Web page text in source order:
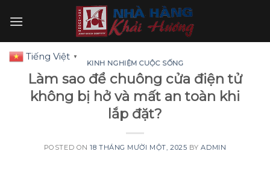
KINH NGHIỆM CUỘC SỐNG
Làm sao để chuông cửa điện tử
không bị hở và mất an toàn khi
lắp đặt?
POSTED ON18 THÁNG MƯỜI MỘT, 2025 BYADMIN
Tiếng Việt ▼